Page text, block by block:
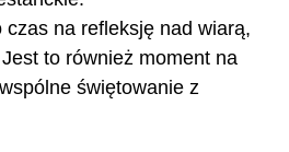
czas na refleksję nad wiarą,
to również moment na
świętowanie z